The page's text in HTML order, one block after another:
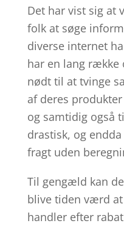
Det har vist sig at
folk at søge
diverse internet
har en lang
nødt til at tvinge
af deres
og samtidig også
drastisk, og
fragt uden
Til gengæld kan
blive tiden værd
handler efter